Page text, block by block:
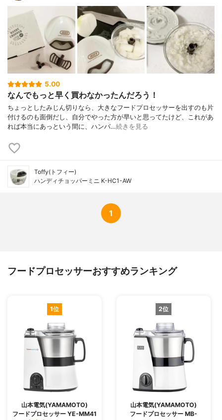
5.00
なんでもっと早く買わなかったんだろう！
ちょっとしたみじん切りなら、大きなフードプロセッサーを出すのも片
付けるのも面倒だし、自分でやった方が早いと思ってたけど、これがあ
れば本当にあっという間に、ハンバ…続きを見る
Toffy(トフィー)
ハンディチョッパーミニ K-HC1-AW
1
フードプロセッサーおすすめランキング
1位
山本電気(YAMAMOTO)
フードプロセッサー YE-MM41
2位
山本電気(YAMAMOTO)
フードプロセッサー MB-